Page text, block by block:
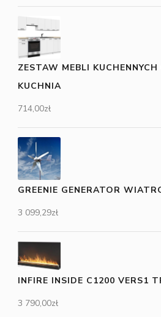
ZESTAW MEBLI
KUCHNIA
714,00zł
GREENIE GENERATOR
3 099,29zł
INFIRE INSIDE C1200 VERS1
3 790,00zł